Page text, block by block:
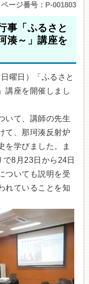
ページ番号：P-001803
事「ふるさと
湊～」講座を
曜日）「ふるさと
講座を開催しまし
いて、講師の先生
て、那珂湊反射炉
を学びました。ま
8月23日から24日
ついても説明を受
れていることを知